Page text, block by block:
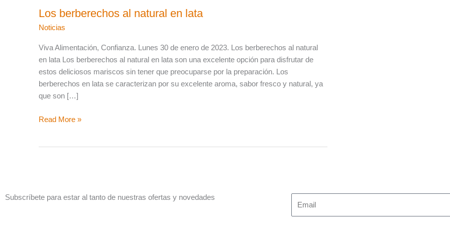
Los berberechos al natural en lata
Noticias
Viva Alimentación, Confianza. Lunes 30 de enero de 2023. Los berberechos al natural
en lata Los berberechos al natural en lata son una excelente opción para disfrutar de
estos deliciosos mariscos sin tener que preocuparse por la preparación. Los
berberechos en lata se caracterizan por su excelente aroma, sabor fresco y natural, ya
que son […]
Read More »
Subscríbete para estar al tanto de nuestras ofertas y novedades